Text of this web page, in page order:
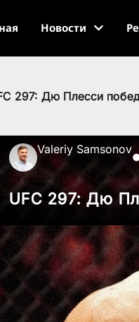
Новости
297: Дю Плесси
Valeriy Samsonov
UFC 297: Дю